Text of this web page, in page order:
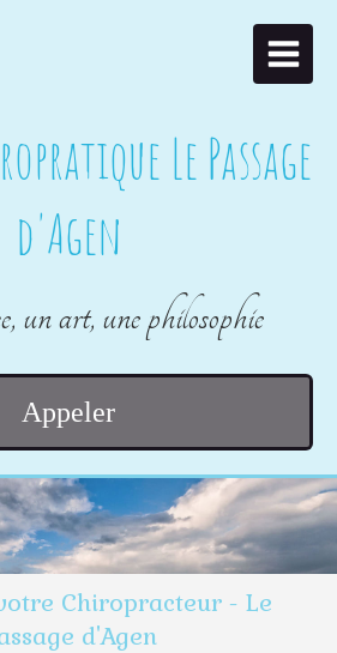
Le Passage
d'Agen
un art, une philosophie
Appeler
Chiropracteur - Le
d'Agen